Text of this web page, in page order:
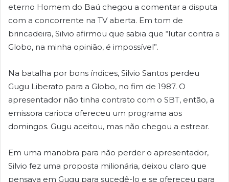
eterno Homem do Baú chegou a comentar a disputa
com a concorrente na TV aberta. Em tom de
brincadeira, Silvio afirmou que sabia que “lutar contra a
Globo, na minha opinião, é impossível”.
Na batalha por bons índices, Silvio Santos perdeu
Gugu Liberato para a Globo, no fim de 1987. O
apresentador não tinha contrato com o SBT, então, a
emissora carioca ofereceu um programa aos
domingos. Gugu aceitou, mas não chegou a estrear.
Em uma manobra para não perder o apresentador,
Silvio fez uma proposta milionária, deixou claro que
pensava em Gugu para sucedê-lo e se ofereceu para